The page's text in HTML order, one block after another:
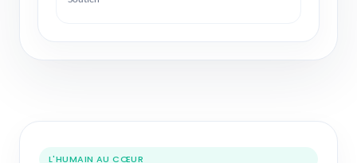
L'HUMAIN AU CŒUR